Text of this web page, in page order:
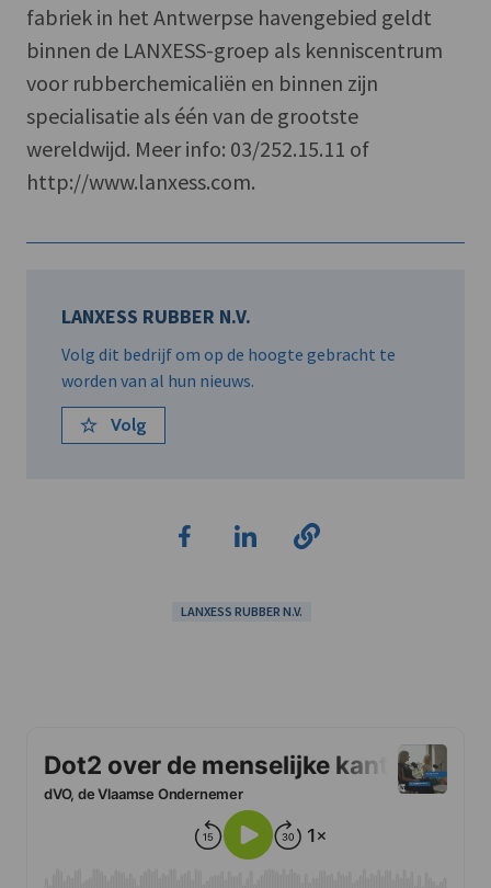
fabriek in het Antwerpse havengebied geldt
binnen de LANXESS-groep als kenniscentrum
voor rubberchemicaliën en binnen zijn
specialisatie als één van de grootste
wereldwijd. Meer info: 03/252.15.11 of
http://www.lanxess.com.
LANXESS RUBBER N.V.
Volg dit bedrijf om op de hoogte gebracht te
worden van al hun nieuws.
Volg
LANXESS RUBBER N.V.